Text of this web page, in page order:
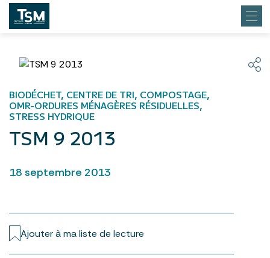
BIODÉCHET, CENTRE DE TRI, COMPOSTAGE,
OMR-ORDURES MÉNAGÈRES RÉSIDUELLES,
STRESS HYDRIQUE
TSM 9 2013
18 septembre 2013
Ajouter à ma liste de lecture